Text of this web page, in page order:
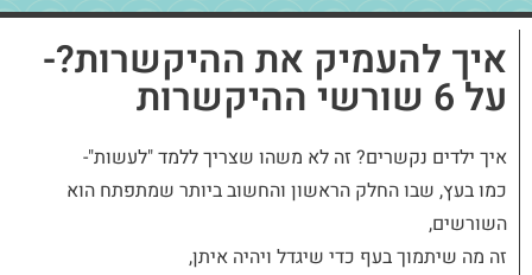
איך להעמיק את ההיקשרות?-
על 6 שורשי ההיקשרות
איך ילדים נקשרים? זה לא משהו שצריך ללמד "לעשות"-
כמו בעץ, שבו החלק הראשון והחשוב ביותר שמתפתח הוא
השורשים,
זה מה שיתמוך בעף כדי שיגדל ויהיה איתן,